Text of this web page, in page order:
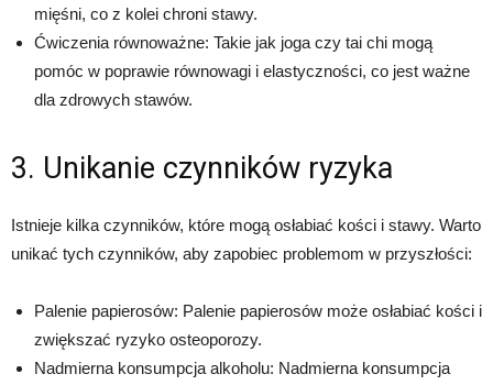
mięśni, co z kolei chroni stawy.
Ćwiczenia równoważne: Takie jak joga czy tai chi mogą
pomóc w poprawie równowagi i elastyczności, co jest ważne
dla zdrowych stawów.
3. Unikanie czynników ryzyka
Istnieje kilka czynników, które mogą osłabiać kości i stawy. Warto
unikać tych czynników, aby zapobiec problemom w przyszłości:
Palenie papierosów: Palenie papierosów może osłabiać kości i
zwiększać ryzyko osteoporozy.
Nadmierna konsumpcja alkoholu: Nadmierna konsumpcja